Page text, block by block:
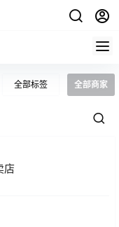
全部标签 全部商家
店